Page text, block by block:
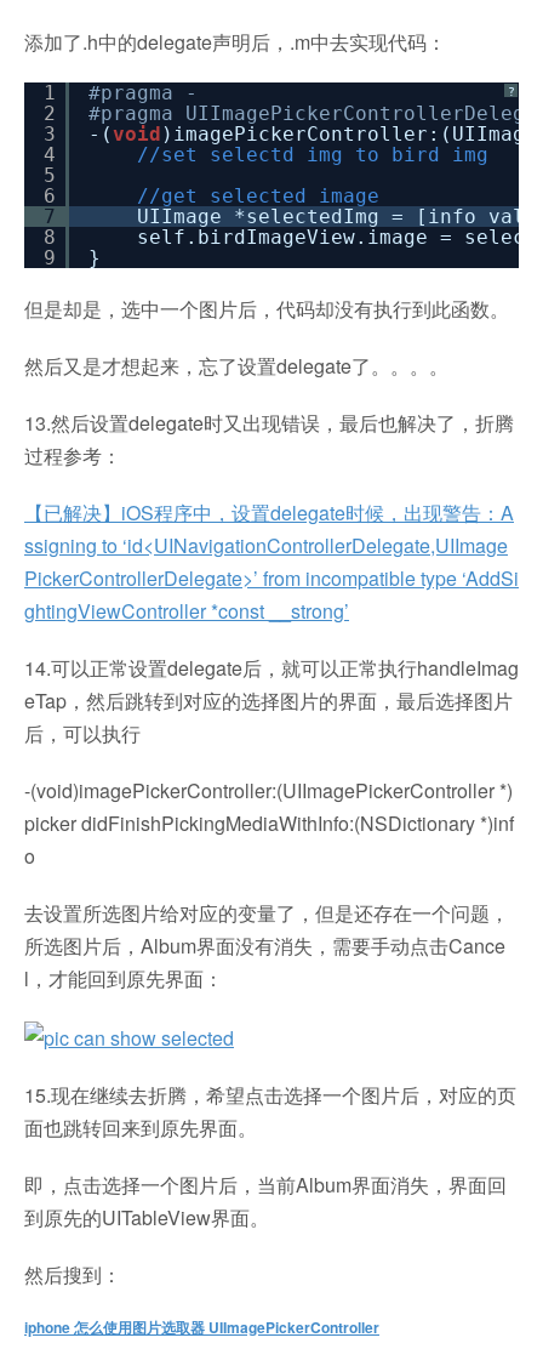
添加了.h中的delegate声明后，.m中去实现代码：
?
1
2
3
4
5
6
7
8
9
#pragma -
#pragma
-(void
//set selectd img to bird img
//get selected image
UIImage *selectedImg = [info
self.birdImageView.image =
}
但是却是，选中一个图片后，代码却没有执行到此函数。
然后又是才想起来，忘了设置delegate了。。。。
13.然后设置delegate时又出现错误，最后也解决了，折腾
过程参考：
【已解决】iOS程序中，设置delegate时候，出现警告：A
ssigning to ‘id<UINavigationControllerDelegate,UIImage
PickerControllerDelegate>’ from incompatible type ‘AddSi
ghtingViewController *const __strong’
14.可以正常设置delegate后，就可以正常执行handleImag
eTap，然后跳转到对应的选择图片的界面，最后选择图片
后，可以执行
-(void)imagePickerController:(UIImagePickerController *)
picker didFinishPickingMediaWithInfo:(NSDictionary *)inf
o
去设置所选图片给对应的变量了，但是还存在一个问题，
所选图片后，Album界面没有消失，需要手动点击Cance
l，才能回到原先界面：
15.现在继续去折腾，希望点击选择一个图片后，对应的页
面也跳转回来到原先界面。
即，点击选择一个图片后，当前Album界面消失，界面回
到原先的UITableView界面。
然后搜到：
iphone 怎么使用图片选取器 UIImagePickerController